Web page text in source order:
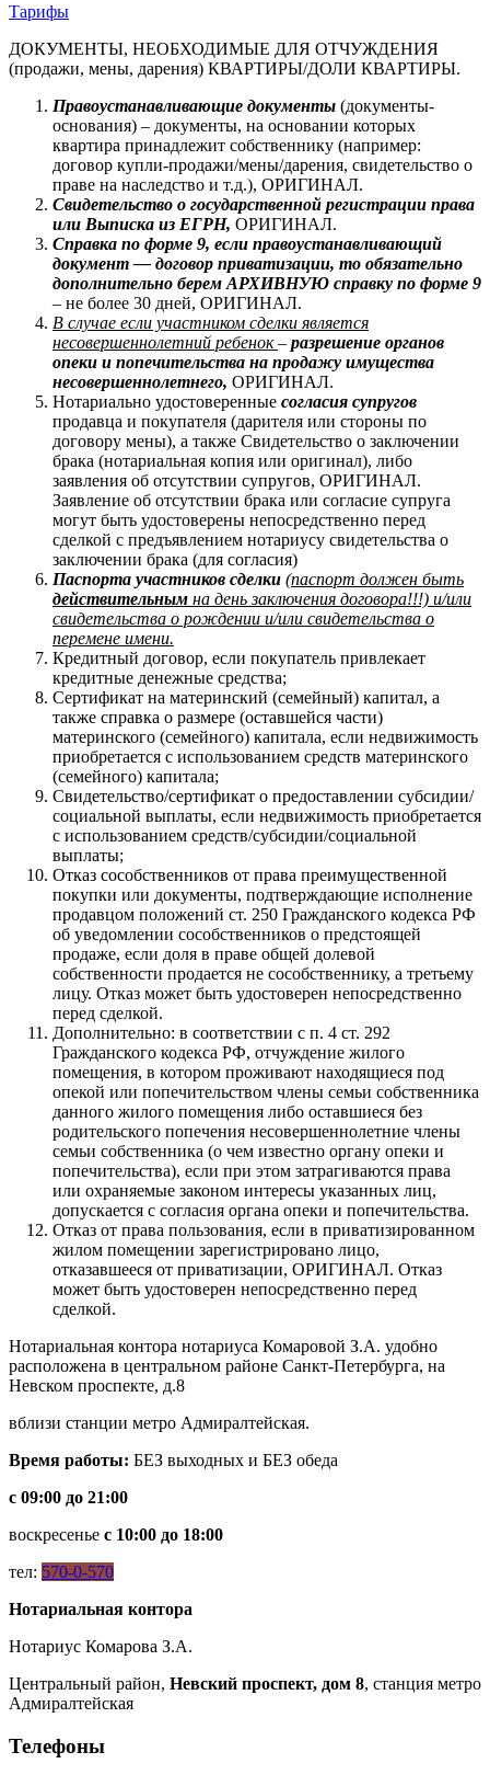
Тарифы
ДОКУМЕНТЫ, НЕОБХОДИМЫЕ ДЛЯ ОТЧУЖДЕНИЯ
(продажи, мены, дарения) КВАРТИРЫ/ДОЛИ КВАРТИРЫ.
Правоустанавливающие документы (документы-
основания) – документы, на основании которых
квартира принадлежит собственнику (например:
договор купли-продажи/мены/дарения, свидетельство о
праве на наследство и т.д.), ОРИГИНАЛ.
Свидетельство о государственной регистрации права
или Выписка из ЕГРН, ОРИГИНАЛ.
Справка по форме 9, если правоустанавливающий
документ — договор приватизации, то обязательно
дополнительно берем АРХИВНУЮ справку по форме 9
– не более 30 дней, ОРИГИНАЛ.
В случае если участником сделки является
несовершеннолетний ребенок– разрешение органов
опеки и попечительства на продажу имущества
несовершеннолетнего, ОРИГИНАЛ.
Нотариально удостоверенные согласия супругов
продавца и покупателя (дарителя или стороны по
договору мены), а также Свидетельство о заключении
брака (нотариальная копия или оригинал), либо
заявления об отсутствии супругов, ОРИГИНАЛ.
Заявление об отсутствии брака или согласие супруга
могут быть удостоверены непосредственно перед
сделкой с предъявлением нотариусу свидетельства о
заключении брака (для согласия)
Паспорта участников сделки (паспорт должен быть
действительным на день заключения договора!!!) и/или
свидетельства о рождении и/или свидетельства о
перемене имени.
Кредитный договор, если покупатель привлекает
кредитные денежные средства;
Сертификат на материнский (семейный) капитал, а
также справка о размере (оставшейся части)
материнского (семейного) капитала, если недвижимость
приобретается с использованием средств материнского
(семейного) капитала;
Свидетельство/сертификат о предоставлении субсидии/
социальной выплаты, если недвижимость приобретается
с использованием средств/субсидии/социальной
выплаты;
Отказ сособственников от права преимущественной
покупки или документы, подтверждающие исполнение
продавцом положений ст. 250 Гражданского кодекса РФ
об уведомлении сособственников о предстоящей
продаже, если доля в праве общей долевой
собственности продается не сособственнику, а третьему
лицу. Отказ может быть удостоверен непосредственно
перед сделкой.
Дополнительно: в соответствии с п. 4 ст. 292
Гражданского кодекса РФ, отчуждение жилого
помещения, в котором проживают находящиеся под
опекой или попечительством члены семьи собственника
данного жилого помещения либо оставшиеся без
родительского попечения несовершеннолетние члены
семьи собственника (о чем известно органу опеки и
попечительства), если при этом затрагиваются права
или охраняемые законом интересы указанных лиц,
допускается с согласия органа опеки и попечительства.
Отказ от права пользования, если в приватизированном
жилом помещении зарегистрировано лицо,
отказавшееся от приватизации, ОРИГИНАЛ. Отказ
может быть удостоверен непосредственно перед
сделкой.
Нотариальная контора нотариуса Комаровой З.А. удобно
расположена в центральном районе Санкт-Петербурга, на
Невском проспекте, д.8
вблизи станции метро Адмиралтейская.
Время работы: БЕЗ выходных и БЕЗ обеда
с 09:00 до 21:00
воскресенье с 10:00 до 18:00
тел: 570-0-570
Нотариальная контора
Нотариус Комарова З.А.
Центральный район, Невский проспект, дом 8, станция метро
Адмиралтейская
Телефоны